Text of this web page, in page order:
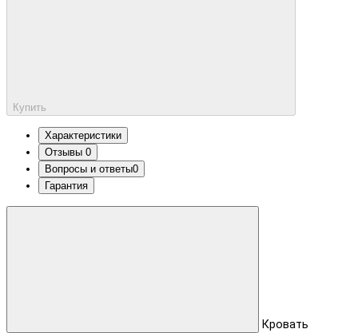
Купить
Характеристики
Отзывы 0
Вопросы и ответы0
Гарантия
Кровать